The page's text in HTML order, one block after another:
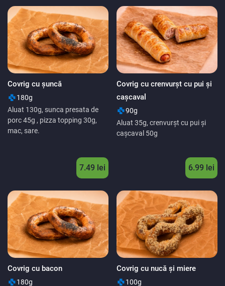
Covrig cu șuncă
180g
Aluat 130g, sunca presata de
porc 45g , pizza topping 30g,
mac, sare.
7.49 lei
Covrig cu crenvurșt cu pui și
cașcaval
90g
Aluat 35g, crenvurșt cu pui și
cașcaval 50g
6.99 lei
Covrig cu bacon
180g
Covrig cu nucă și miere
100g